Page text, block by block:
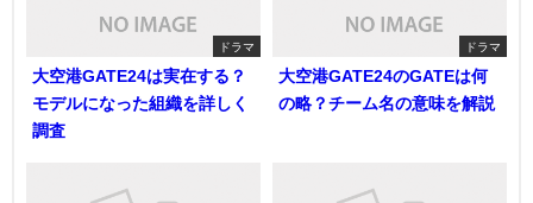
ドラマ
大空港GATE24は実在する？
モデルになった組織を詳しく
調査
ドラマ
大空港GATE24のGATEは何
の略？チーム名の意味を解説